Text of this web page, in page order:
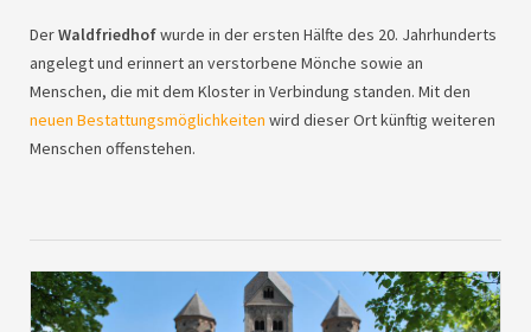
DerWaldfriedhofwurde in der ersten Hälfte des 20. Jahrhunderts
angelegt und erinnert an verstorbene Mönche sowie an
Menschen, die mit dem Kloster in Verbindung standen. Mit den
neuen Bestattungsmöglichkeiten wird dieser Ort künftig weiteren
Menschen offenstehen.